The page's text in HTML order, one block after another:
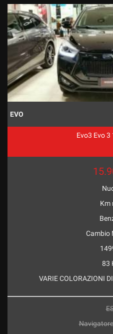
EVO
Evo3 Evo
Km
Cambio
83
VARIE COLORAZIONI